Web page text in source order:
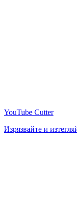
YouTube Cutter
Изрязвайте и